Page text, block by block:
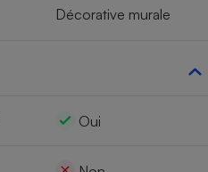
Décorative murale
Oui